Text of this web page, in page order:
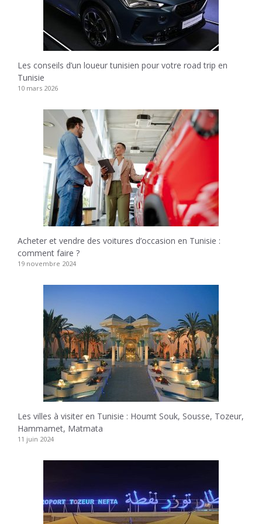
Les conseils d’un loueur tunisien pour votre road trip en
Tunisie
10 mars 2026
Acheter et vendre des voitures d’occasion en Tunisie :
comment faire ?
19 novembre 2024
Les villes à visiter en Tunisie : Houmt Souk, Sousse, Tozeur,
Hammamet, Matmata
11 juin 2024